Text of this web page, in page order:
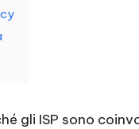
gli ISP sono